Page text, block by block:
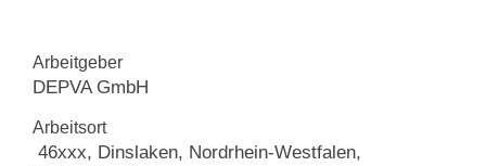
Arbeitgeber
DEPVA GmbH
Arbeitsort
46xxx, Dinslaken, Nordrhein-Westfalen,